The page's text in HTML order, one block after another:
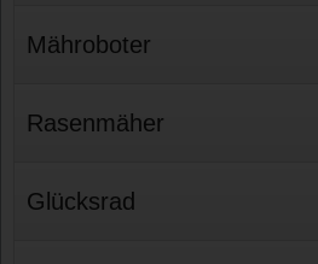
Mähroboter
Rasenmäher
Glücksrad